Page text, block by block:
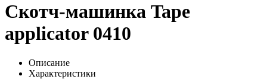
Скотч-машинка Tape
applicator 0410
Описание
Характеристики